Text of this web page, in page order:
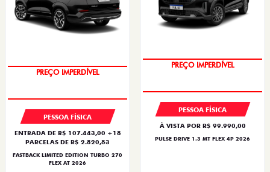
PREÇO IMPERDÍVEL
PESSOA FÍSICA
ENTRADA DE R$ 107.443,00 +18
PARCELAS DE R$ 2.820,83
FASTBACK LIMITED EDITION TURBO 270
FLEX AT 2026
PREÇO IMPERDÍVEL
PESSOA FÍSICA
À VISTA POR R$ 99.990,00
PULSE DRIVE 1.3 MT FLEX 4P 2026